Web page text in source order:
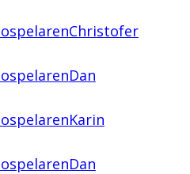
Christofer
Dan
Karin
Dan